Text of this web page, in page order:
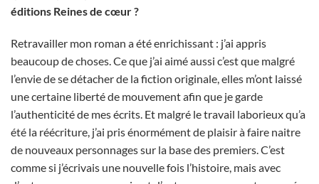
éditions Reines de cœur ?
Retravailler mon roman a été enrichissant : j’ai appris
beaucoup de choses. Ce que j’ai aimé aussi c’est que malgré
l’envie de se détacher de la fiction originale, elles m’ont laissé
une certaine liberté de mouvement afin que je garde
l’authenticité de mes écrits. Et malgré le travail laborieux qu’a
été la réécriture, j’ai pris énormément de plaisir à faire naitre
de nouveaux personnages sur la base des premiers. C’est
comme si j’écrivais une nouvelle fois l’histoire, mais avec